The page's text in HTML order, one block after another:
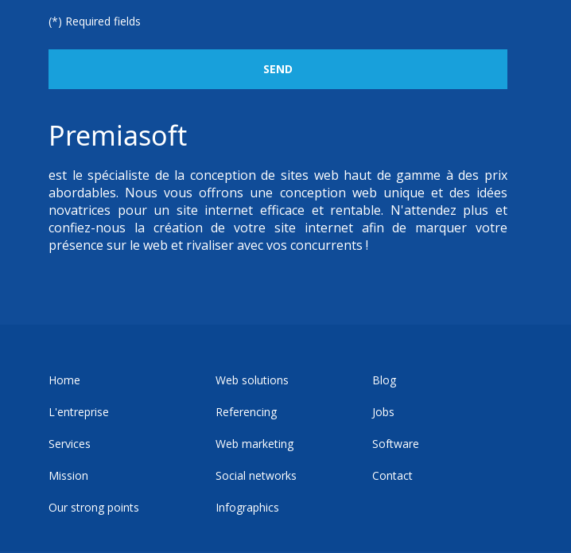
(*) Required fields
SEND
Premiasoft
est le spécialiste de la conception de sites web haut de gamme à des prix
abordables. Nous vous offrons une conception web unique et des idées
novatrices pour un site internet efficace et rentable. N'attendez plus et
confiez-nous la création de votre site internet afin de marquer votre
présence sur le web et rivaliser avec vos concurrents !
Home
L'entreprise
Services
Mission
Our strong points
Web solutions
Referencing
Web marketing
Social networks
Infographics
Blog
Jobs
Software
Contact